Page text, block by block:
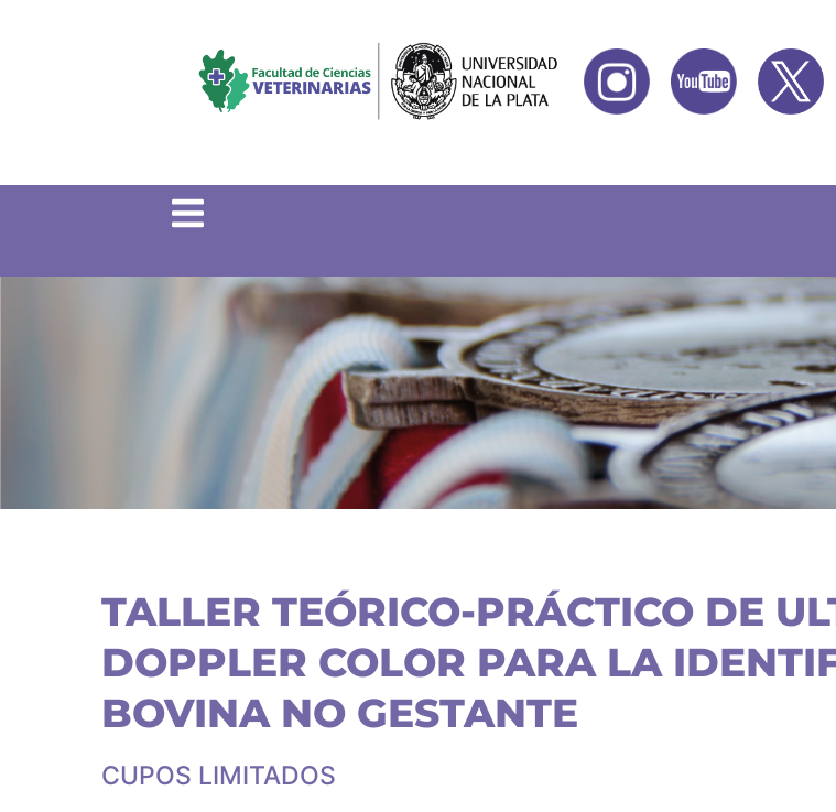
TALLER TEÓRICO-PRÁCTICO DE
DOPPLER COLOR PARA LA
BOVINA NO GESTANTE
CUPOS LIMITADOS